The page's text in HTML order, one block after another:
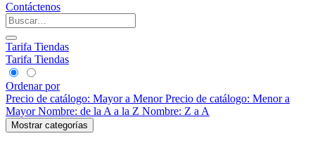
Contáctenos
Tarifa Tiendas
Tarifa Tiendas
Ordenar por
Precio de catálogo: Mayor a Menor Precio de catálogo: Menor a
Mayor Nombre: de la A a la Z Nombre: Z a A
Mostrar categorías